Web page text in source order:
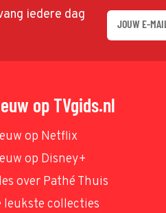
iedere dag
op TVgids.nl
op Netflix
op Disney+
over Pathé Thuis
leukste collecties